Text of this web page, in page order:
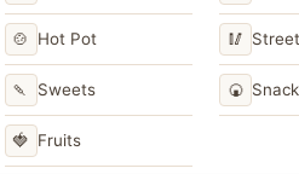
🍲 Hot Pot 🥢
🍡 Sweets 🍘
🍓 Fruits